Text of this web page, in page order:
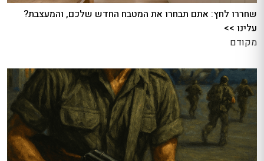
שחררו לחץ: אתם תבחרו את המטבח החדש שלכם, והמעצבת?
עלינו >>
מקודם